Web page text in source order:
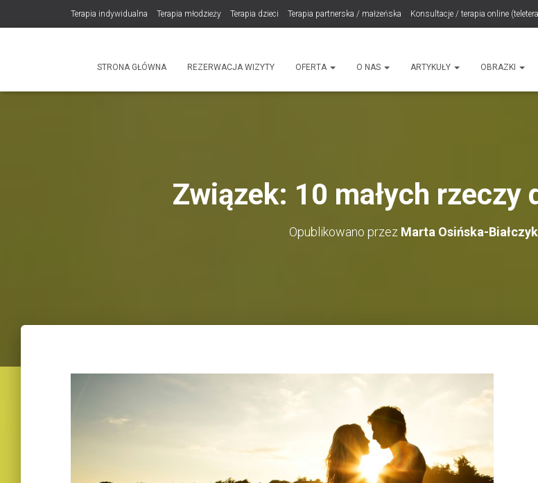
Terapia indywidualna Terapia młodzieży Terapia dzieci Terapia partnerska / małżeńska Konsultacje / terapia online
ProduktySTRONA GŁÓWNA REZERWACJA WIZYTY OFERTA O NAS ARTYKUŁY OBRAZKI
Związek: 10 małych rzeczy
Opublikowano przez Marta Osińska-Białczyk